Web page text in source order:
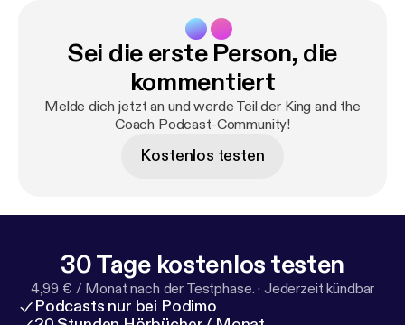
Sei die erste Person, die
kommentiert
Melde dich jetzt an und werde Teil der King and the
Coach Podcast-Community!
Kostenlos testen
30 Tage kostenlos testen
4,99 € / Monat nach der Testphase. · Jederzeit kündbar
Podcasts nur bei Podimo